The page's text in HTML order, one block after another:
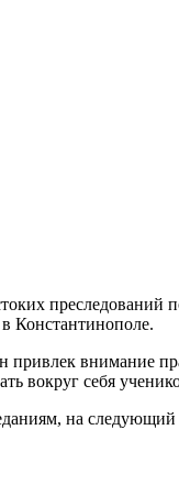
преследований
Константинополе.
привлек внимание
вокруг себя
на следующий